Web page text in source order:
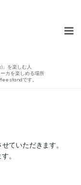
」を楽しむ人
カを楽しめる場所
standです。
ていただきます。
。